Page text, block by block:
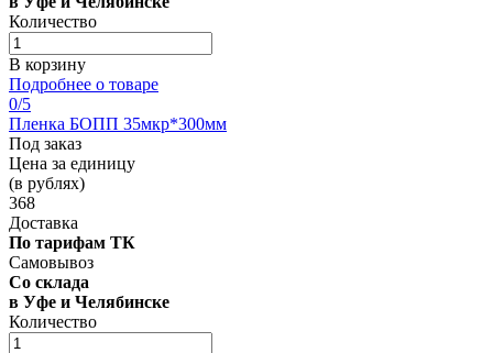
Количество
В корзину
Подробнее о товаре
0/5
Пленка БОПП 35мкр*300мм
Под заказ
Цена за единицу
(в рублях)
368
Доставка
По тарифам ТК
Самовывоз
Со склада
в Уфе и Челябинске
Количество